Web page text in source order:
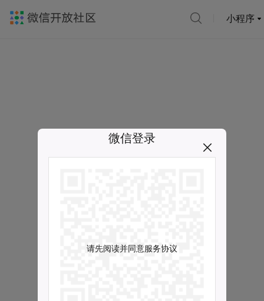
小程序
微信登录
请先阅读并同意服务协议